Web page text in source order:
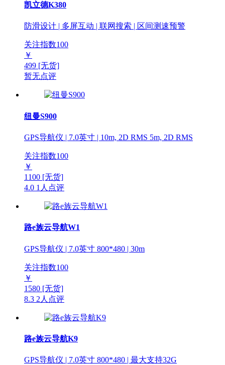
凯立德K380
防滑设计 | 多屏互动 | 联网搜索 | 区间测速预警
关注指数100
￥
499 [无货]
暂无点评
纽曼S900
GPS导航仪 | 7.0英寸 | 10m, 2D RMS 5m, 2D RMS
关注指数100
￥
1100 [无货]
4.0 1人点评
路e族云导航W1
GPS导航仪 | 7.0英寸 800*480 | 30m
关注指数100
￥
1580 [无货]
8.3 2人点评
路e族云导航K9
GPS导航仪 | 7.0英寸 800*480 | 最大支持32G